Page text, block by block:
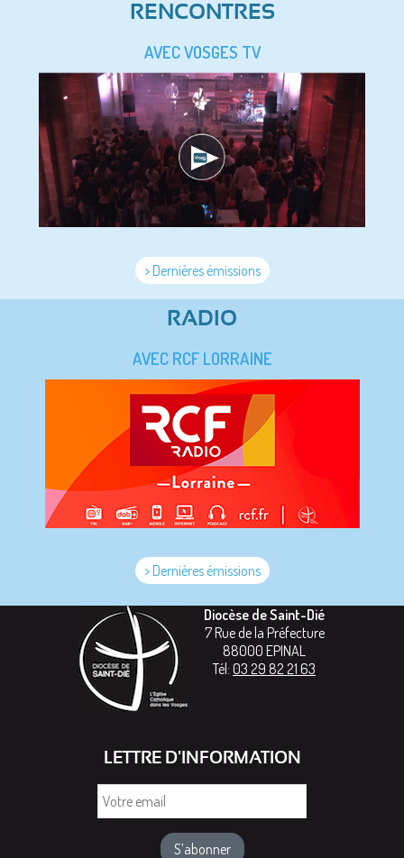
RENCONTRES
AVEC VOSGES TV
> Dernières émissions
RADIO
AVEC RCF LORRAINE
> Dernières émissions
Diocèse de Saint-Dié
7 Rue de la Préfecture
88000 EPINAL
Tél: 03 29 82 21 63
LETTRE D'INFORMATION